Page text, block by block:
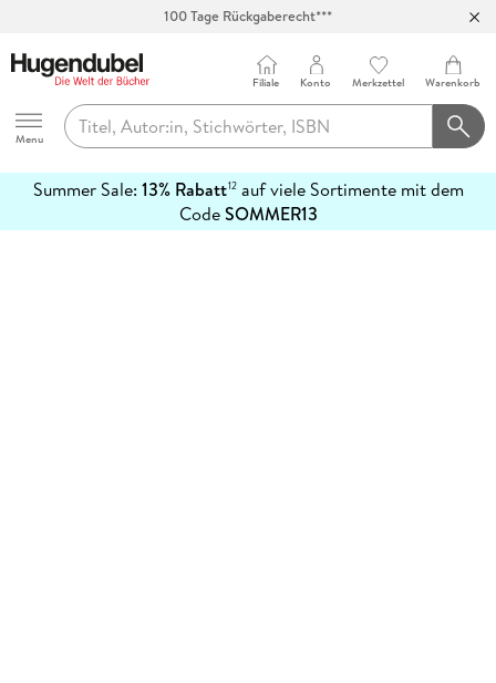
100 Tage Rückgaberecht***
Hugendubel
Menu
Filiale Konto Merkzettel Warenkorb
Summer Sale: 13% Rabatt12auf viele Sortimente mit dem
CodeSOMMER13
erfahren